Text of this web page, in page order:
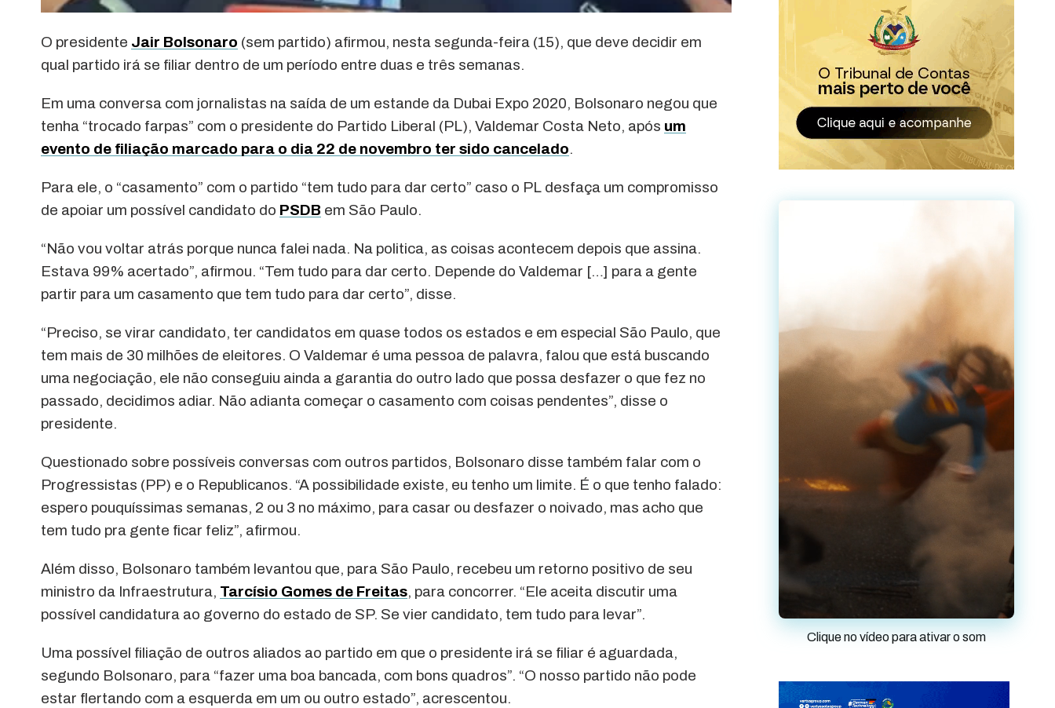
O presidente Jair Bolsonaro (sem partido) afirmou, nesta segunda-feira (15), que deve decidir em
qual partido irá se filiar dentro de um período entre duas e três semanas.
Em uma conversa com jornalistas na saída de um estande da Dubai Expo 2020, Bolsonaro negou que
tenha “trocado farpas” com o presidente do Partido Liberal (PL), Valdemar Costa Neto, após um
evento de filiação marcado para o dia 22 de novembro ter sido cancelado.
Para ele, o “casamento” com o partido “tem tudo para dar certo” caso o PL desfaça um compromisso
de apoiar um possível candidato do PSDB em São Paulo.
“Não vou voltar atrás porque nunca falei nada. Na politica, as coisas acontecem depois que assina.
Estava 99% acertado”, afirmou. “Tem tudo para dar certo. Depende do Valdemar […] para a gente
partir para um casamento que tem tudo para dar certo”, disse.
“Preciso, se virar candidato, ter candidatos em quase todos os estados e em especial São Paulo, que
tem mais de 30 milhões de eleitores. O Valdemar é uma pessoa de palavra, falou que está buscando
uma negociação, ele não conseguiu ainda a garantia do outro lado que possa desfazer o que fez no
passado, decidimos adiar. Não adianta começar o casamento com coisas pendentes”, disse o
presidente.
Questionado sobre possíveis conversas com outros partidos, Bolsonaro disse também falar com o
Progressistas (PP) e o Republicanos. “A possibilidade existe, eu tenho um limite. É o que tenho falado:
espero pouquíssimas semanas, 2 ou 3 no máximo, para casar ou desfazer o noivado, mas acho que
tem tudo pra gente ficar feliz”, afirmou.
Além disso, Bolsonaro também levantou que, para São Paulo, recebeu um retorno positivo de seu
ministro da Infraestrutura, Tarcísio Gomes de Freitas, para concorrer. “Ele aceita discutir uma
possível candidatura ao governo do estado de SP. Se vier candidato, tem tudo para levar”.
Uma possível filiação de outros aliados ao partido em que o presidente irá se filiar é aguardada,
segundo Bolsonaro, para “fazer uma boa bancada, com bons quadros”. “O nosso partido não pode
estar flertando com a esquerda em um ou outro estado”, acrescentou.
Clique no vídeo para ativar o som